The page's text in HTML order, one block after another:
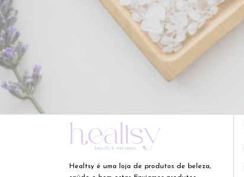
Healtsy é uma loja de produtos de beleza,